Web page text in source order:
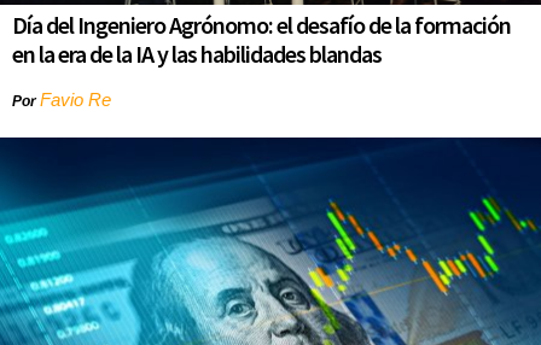
Día del Ingeniero Agrónomo: el desafío de la formación
en la era de la IA y las habilidades blandas
PorFavio Re